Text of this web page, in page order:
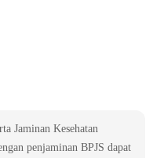
Jaminan Kesehatan
penjaminan BPJS dapat